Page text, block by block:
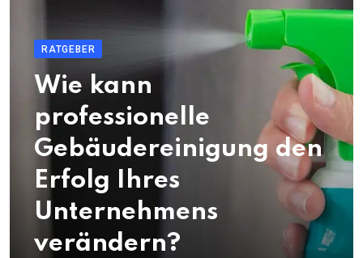
RATGEBER
Wie kann
professionelle
Gebäudereinigung den
Erfolg Ihres
Unternehmens
verändern?